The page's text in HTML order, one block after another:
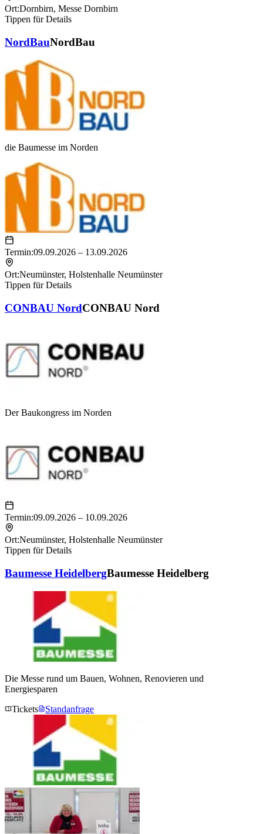
Ort:Dornbirn, Messe Dornbirn
Tippen für Details
NordBauNordBau
die Baumesse im Norden
Termin:09.09.2026 – 13.09.2026
Ort:Neumünster, Holstenhalle Neumünster
Tippen für Details
CONBAU NordCONBAU Nord
Der Baukongress­ im Norden
Termin:09.09.2026 – 10.09.2026
Ort:Neumünster, Holstenhalle Neumünster
Tippen für Details
Baumesse HeidelbergBaumesse Heidelberg
Die Messe rund um Bauen, Wohnen, Renovieren und
Energiesparen
Tickets
Standanfrage